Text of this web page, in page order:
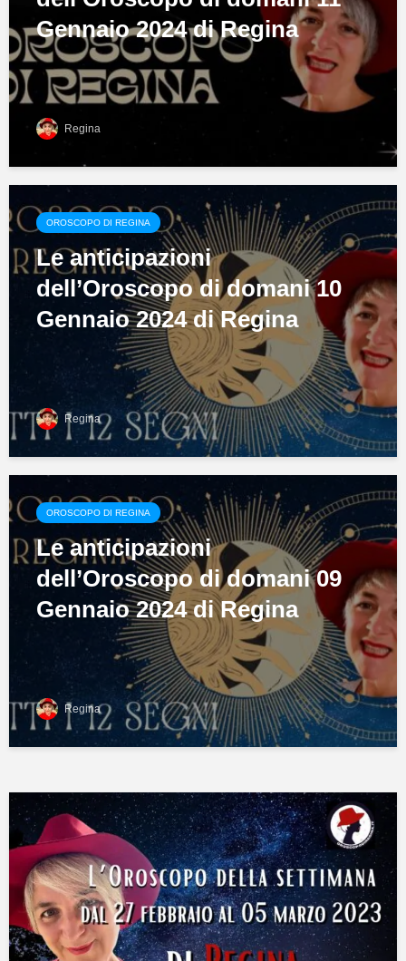
Gennaio 2024 di Regina
Regina
OROSCOPO DI REGINA
Le anticipazioni
dell’Oroscopo di domani 10
Gennaio 2024 di Regina
Regina
OROSCOPO DI REGINA
Le anticipazioni
dell’Oroscopo di domani 09
Gennaio 2024 di Regina
Regina